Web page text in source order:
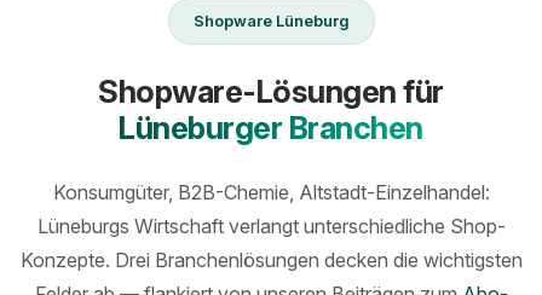
Shopware Lüneburg
Shopware-Lösungen für
Lüneburger Branchen
Konsumgüter, B2B-Chemie, Altstadt-Einzelhandel:
Lüneburgs Wirtschaft verlangt unterschiedliche Shop-
Konzepte. Drei Branchenlösungen decken die wichtigsten